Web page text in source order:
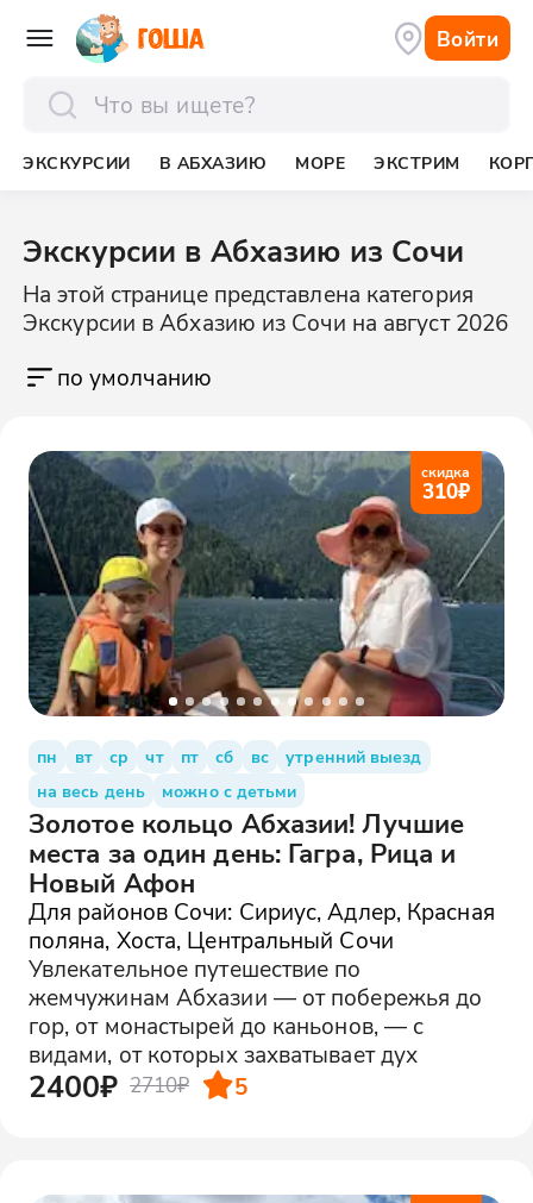
Войти
ЭКСКУРСИИ В АБХАЗИЮ МОРЕ ЭКСТРИМ
Экскурсии в Абхазию из Сочи
На этой странице представлена категория
Экскурсии в Абхазию из Сочи на август 2026
по умолчанию
скидка
310₽
пн вт ср чт пт сб вс
утренний выезд
на весь день
можно с детьми
Золотое кольцо Абхазии! Лучшие
места за один день: Гагра, Рица и
Новый Афон
Для районов Сочи: Сириус, Адлер, Красная
поляна, Хоста, Центральный Сочи
Увлекательное путешествие по
жемчужинам Абхазии — от побережья до
гор, от монастырей до каньонов, — с
видами, от которых захватывает дух
2400₽ 2710₽ 5